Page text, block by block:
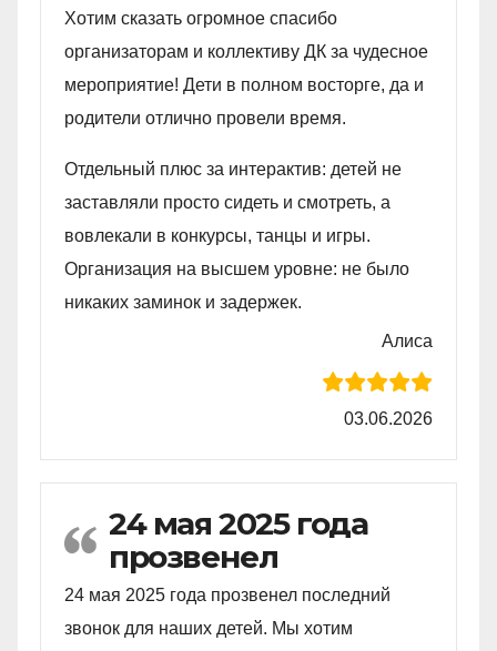
Хотим сказать огромное спасибо
организаторам и коллективу ДК за чудесное
мероприятие! Дети в полном восторге, да и
родители отлично провели время.
Отдельный плюс за интерактив: детей не
заставляли просто сидеть и смотреть, а
вовлекали в конкурсы, танцы и игры.
Организация на высшем уровне: не было
никаких заминок и задержек.
Алиса
03.06.2026
24 мая 2025 года
прозвенел
24 мая 2025 года прозвенел последний
звонок для наших детей. Мы хотим